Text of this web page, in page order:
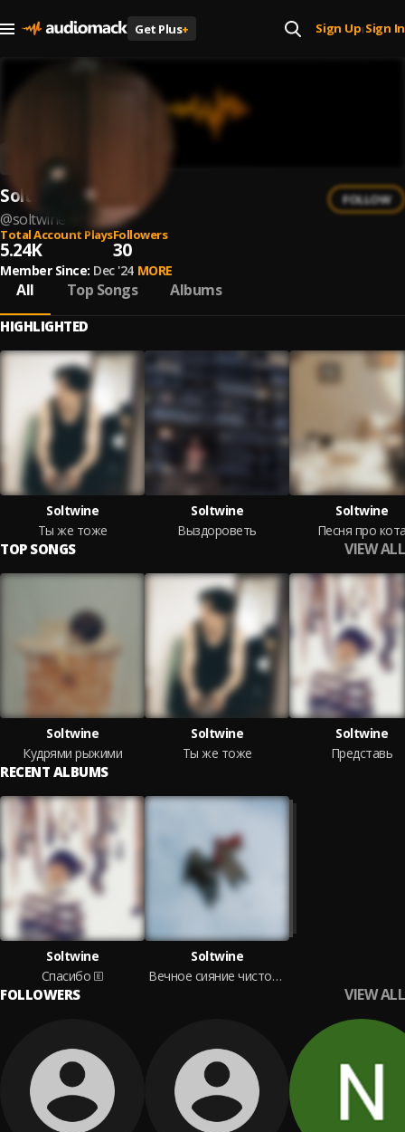
Get Plus+ Sign Up| Sign In
Soltwine
@soltwine
FOLLOW
Total Account Plays
5.24K
Followers
30
Member Since: Dec '24 MORE
All Top Songs Albums
HIGHLIGHTED
Soltwine
Ты же тоже
Soltwine
Выздороветь
Soltwine
Песня про
TOP SONGS VIEW ALL
Soltwine
Кудрями рыжими
Soltwine
Ты же тоже
Soltwine
Представь
RECENT ALBUMS
Soltwine
Спасибо
Soltwine
Вечное сияние чистого разума 2023
FOLLOWERS VIEW ALL